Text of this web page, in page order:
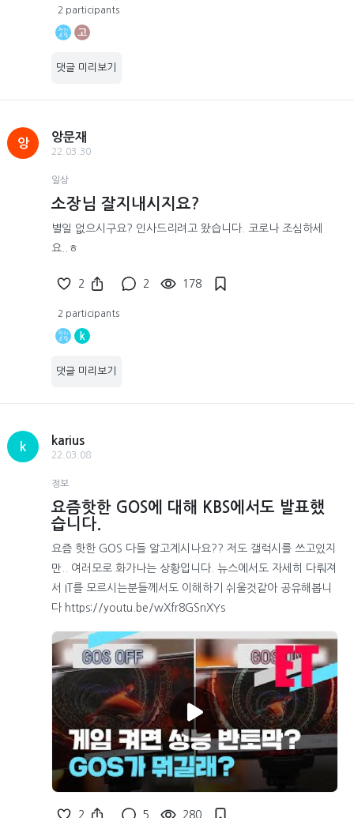
2 participants
고
댓글 미리보기
앙
앙문재
22.03.30
일상
소장님 잘지내시지요?
별일 없으시구요? 인사드리려고 왔습니다. 코로나 조심하세
요..ㅎ
2 2 178
2 participants
k
댓글 미리보기
k
karius
22.03.08
정보
요즘핫한 GOS에 대해 KBS에서도 발표했
습니다.
요즘 핫한 GOS 다들 알고계시나요?? 저도 갤럭시를 쓰고있지
만.. 여러모로 화가나는 상황입니다. 뉴스에서도 자세히 다뤄져
서 IT를 모르시는분들께서도 이해하기 쉬울것같아 공유해봅니
다 https://youtu.be/wXfr8GSnXYs
2 5 280